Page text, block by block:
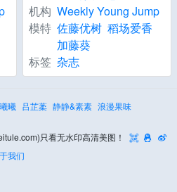
机构 Weekly Young Jump
模特 佐藤优树 稻场爱香
加藤葵
标签 杂志
曦曦 吕芷葇 静静&素素 浪漫果味
只看无水印高清美图！
我们